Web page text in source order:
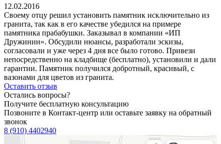
12.02.2016
Своему отцу решил установить памятник исключительно из
гранита, так как в его качестве убедился на примере
памятника прабабушки. Заказывал в компании «ИП
Дружинин». Обсудили нюансы, разработали эскизы,
согласовали и уже через 4 дня все было готово. Привези
непосредственно на кладбище (бесплатно), установили и дали
гарантии. Памятник получился добротный, красивый, с
вазонами для цветов из гранита.
Оставить отзыв
Остались вопросы?
Получите бесплатную консультацию
Позвоните в Контакт-центр или оставьте заявку на обратный
звонок
8 (910) 4402940